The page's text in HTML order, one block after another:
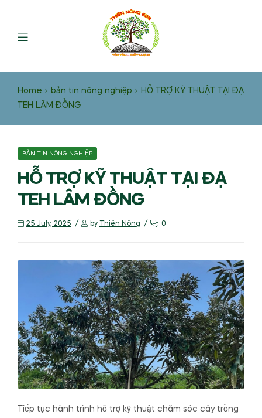
Home bản tin nông nghiệp
HỖ TRỢ KỸ THUẬT TẠI ĐẠ
TEH LÂM ĐỒNG
BẢN TIN NÔNG NGHIỆP
HỖ TRỢ KỸ THUẬT TẠI ĐẠ
TEH LÂM ĐỒNG
25 July, 2025 by Thiên Nông 0
Tiếp tục hành trình hỗ trợ kỹ thuật chăm sóc cây trồng